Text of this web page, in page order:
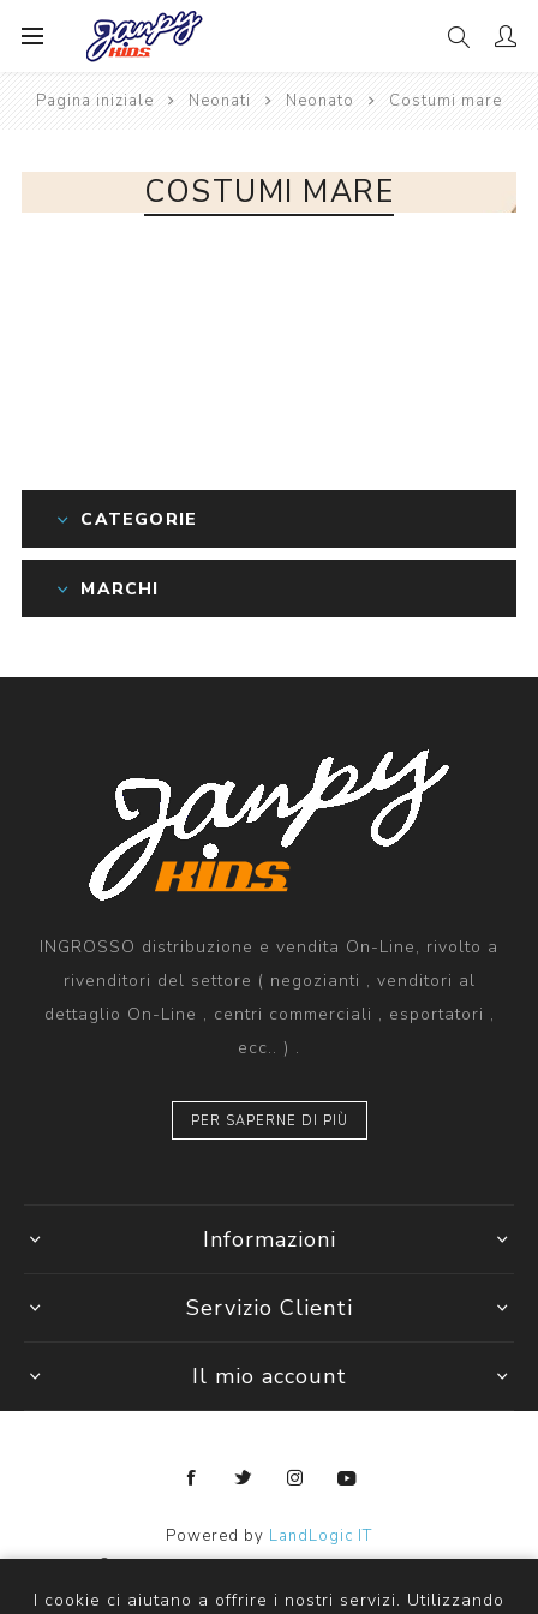
Pagina iniziale Neonati Neonato Costumi mare
COSTUMI MARE
CATEGORIE
MARCHI
INGROSSO distribuzione e vendita On-Line, rivolto a
rivenditori del settore ( negozianti , venditori al
dettaglio On-Line , centri commerciali , esportatori ,
ecc.. ) .
PER SAPERNE DI PIÙ
Informazioni
Servizio Clienti
Il mio account
Powered by LandLogic IT
Copyright © 2026 Janpy Kids ingrosso abbigliamento bambini.
Tutti i diritti riservati
I cookie ci aiutano a offrire i nostri servizi. Utilizzando